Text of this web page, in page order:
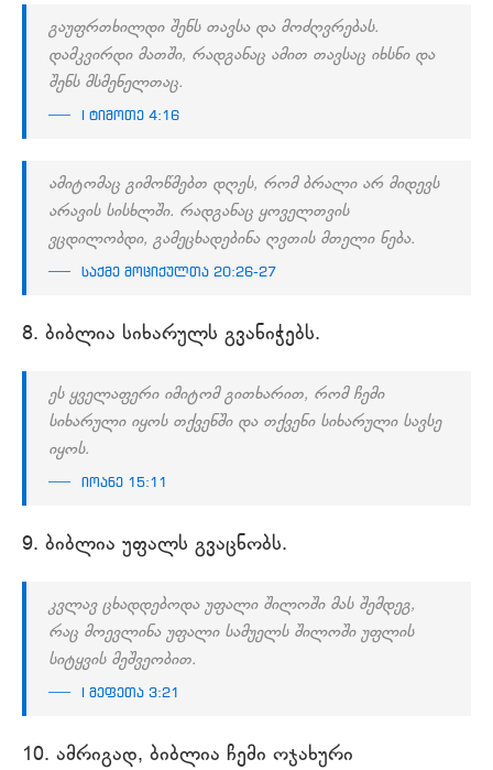
გაუფრთხილდი შენს თავსა და მოძღვრებას.
დამკვირდი მათში, რადგანაც ამით თავსაც იხსნი და
შენს მსმენელთაც.
I ტიმოთე 4:16
ამიტომაც გიმოწმებთ დღეს, რომ ბრალი არ მიდევს
არავის სისხლში. რადგანაც ყოველთვის
ვცდილობდი, გამეცხადებინა ღვთის მთელი ნება.
საქმე მოციქულთა 20:26-27
8. ბიბლია სიხარულს გვანიჭებს.
ეს ყველაფერი იმიტომ გითხარით, რომ ჩემი
სიხარული იყოს თქვენში და თქვენი სიხარული სავსე
იყოს.
იოანე 15:11
9. ბიბლია უფალს გვაცნობს.
კვლავ ცხადდებოდა უფალი შილოში მას შემდეგ,
რაც მოევლინა უფალი სამუელს შილოში უფლის
სიტყვის მეშვეობით.
I მეფეთა 3:21
10. ამრიგად, ბიბლია ჩემი ოჯახური